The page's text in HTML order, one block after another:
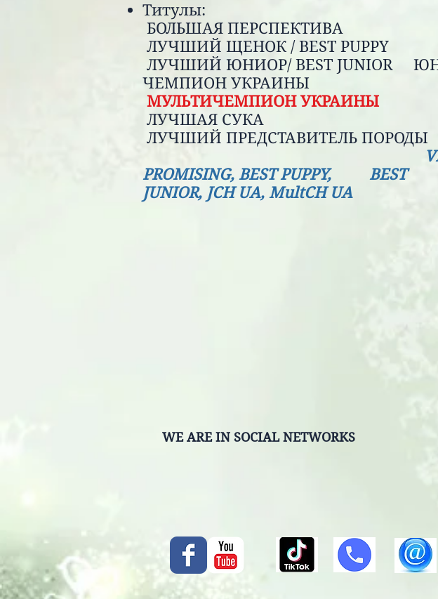
Титулы:
БОЛЬШАЯ ПЕРСПЕКТИВА
ЛУЧШИЙ ЩЕНОК / BEST PUPPY
ЛУЧШИЙ ЮНИОР/ BEST JUNIOR
ЧЕМПИОН УКРАИНЫ
МУЛЬТИЧЕМПИОН УКРАИНЫ
ЛУЧШАЯ СУКА
ЛУЧШИЙ ПРЕДСТАВИТЕЛЬ
PROMISING, BEST PUPPY, BEST
JUNIOR, JCH UA, MultCH UA
WE ARE IN SOCIAL NETWORKS